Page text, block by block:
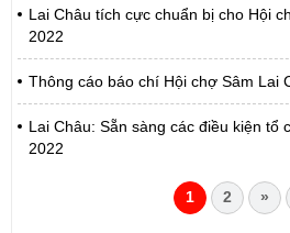
Lai Châu tích cực chuẩn bị cho Hội
2022
Thông cáo báo chí Hội chợ Sâm Lai
Lai Châu: Sẵn sàng các điều kiện tổ
2022
1 2 »